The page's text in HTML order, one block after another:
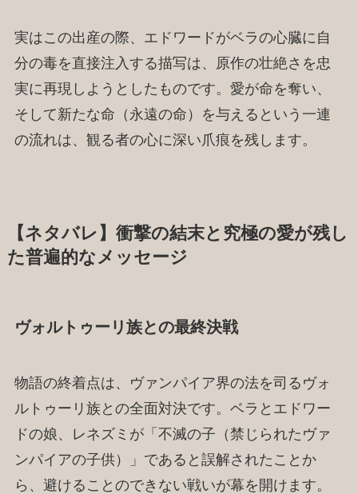
実はこの出産の際、エドワードがベラの心臓に自
分の毒を直接注入する描写は、原作の壮絶さを忠
実に再現しようとしたものです。愛が命を奪い、
そして新たな命（永遠の命）を与えるという一連
の流れは、観る者の心に深い爪痕を残します。
【ネタバレ】衝撃の結末と究極の愛が残し
た普遍的なメッセージ
ヴォルトゥーリ族との最終決戦
物語の終着点は、ヴァンパイア界の法を司るヴォ
ルトゥーリ族との全面対決です。ベラとエドワー
ドの娘、レネズミが「不滅の子（禁じられたヴァ
ンパイアの子供）」であると誤解されたことか
ら、避けることのできない戦いが幕を開けます。